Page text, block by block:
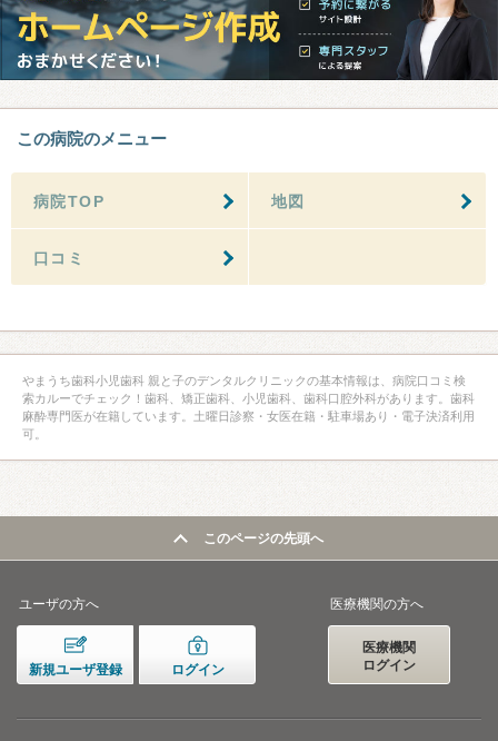
この病院のメニュー
病院TOP 地図
口コミ
やまうち歯科小児歯科 親と子のデンタルクリニックの基本情報は、病院口コミ検
索カルーでチェック！歯科、矯正歯科、小児歯科、歯科口腔外科があります。歯科
麻酔専門医が在籍しています。土曜日診察・女医在籍・駐車場あり・電子決済利用
可。
このページの先頭へ
ユーザの方へ
新規ユーザ登録 ログイン
医療機関の方へ
医療機関
ログイン